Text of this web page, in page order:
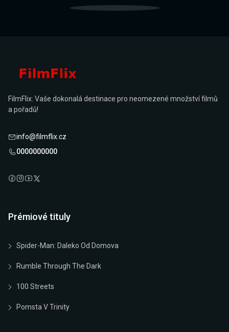
FilmFlix: Vaše dokonalá destinace pro neomezené množství filmů
a pořadů!
info@filmflix.cz
0000000000
Prémiové tituly
Spider-Man: Daleko Od Domova
Rumble Through The Dark
100 Streets
Pomsta V Trinity